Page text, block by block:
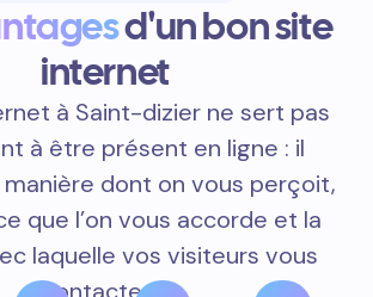
d'un bon site
internet
à Saint-dizier ne sert pas
à être présent en ligne : il
manière dont on vous perçoit,
que l’on vous accorde et la
laquelle vos visiteurs vous